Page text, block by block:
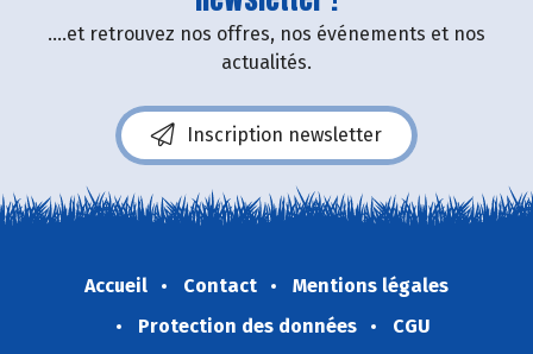
....et retrouvez nos offres, nos événements et nos
actualités.
Inscription newsletter
Accueil Contact
Mentions légales
Protection des données
CGU